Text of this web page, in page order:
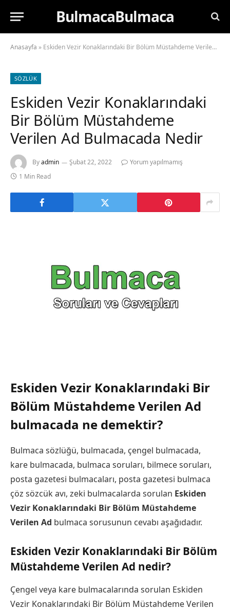
BulmacaBulmaca
Anasayfa » Eskiden Vezir Konaklarındaki Bir Bölüm Müstahdeme Verilen Ad Bulmacada Nedir
SÖZLÜK
Eskiden Vezir Konaklarındaki
Bir Bölüm Müstahdeme
Verilen Ad Bulmacada Nedir
Byadmin Şubat 22, 2022
Yorum yapılmamış
1 Min Read
Eskiden Vezir Konaklarındaki Bir
Bölüm Müstahdeme Verilen Ad
bulmacada ne demektir?
Bulmaca sözlüğü, bulmacada, çengel bulmacada,
kare bulmacada, bulmaca soruları, bilmece soruları,
posta gazetesi bulmacaları, posta gazetesi bulmaca
çöz sözcük avı, zeki bulmacalarda sorulan Eskiden
Vezir Konaklarındaki Bir Bölüm Müstahdeme
Verilen Ad bulmaca sorusunun cevabı aşağıdadır.
Eskiden Vezir Konaklarındaki Bir Bölüm
Müstahdeme Verilen Ad nedir?
Çengel veya kare bulmacalarında sorulan Eskiden
Vezir Konaklarındaki Bir Bölüm Müstahdeme Verilen